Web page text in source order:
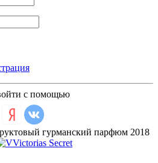
с помощью
гурманский парфюм 2018